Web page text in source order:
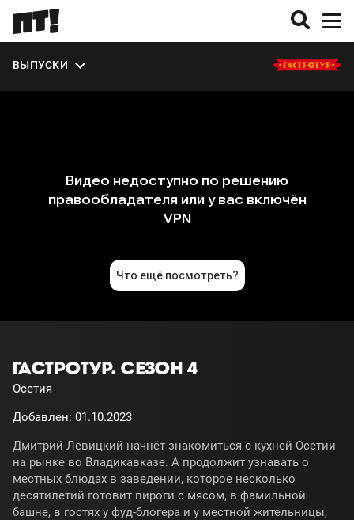
ВЫПУСКИ
О СЕЗОНЕ
ГАСТРОТУР. СЕЗОН 4
Осетия
Добавлен: 01.10.2023
Дмитрий Левицкий начнёт знакомиться с кухней Осетии
на рынке во Владикавказе. А продолжит узнавать о
местных блюдах в заведении, которое несколько
десятилетий готовит пироги с мясом, в фамильной
башне, в гостях у фуд-блогера и у местной жительницы,